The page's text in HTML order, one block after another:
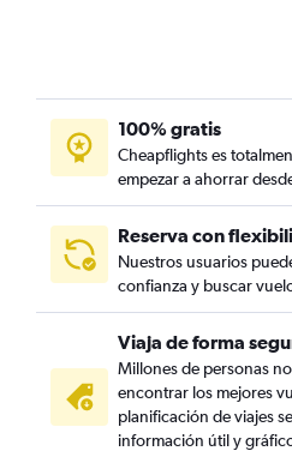
100% gratis
Cheapflights es
empezar a ahorrar
Reserva con
Nuestros usuarios
confianza y buscar
Viaja de forma
Millones de personas
encontrar los mejores
planificación de viajes
información útil y